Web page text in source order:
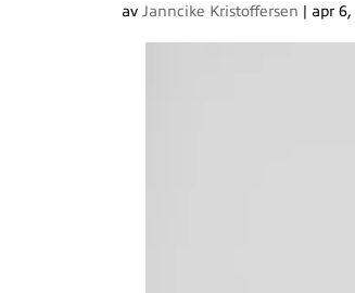
avJanncike Kristoffersen apr 6,